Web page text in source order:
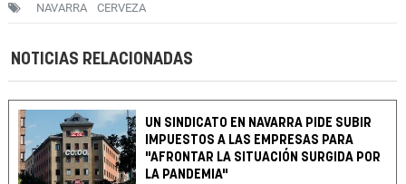
NAVARRA CERVEZA
NOTICIAS RELACIONADAS
UN SINDICATO EN NAVARRA PIDE SUBIR
IMPUESTOS A LAS EMPRESAS PARA
"AFRONTAR LA SITUACIÓN SURGIDA POR
LA PANDEMIA"